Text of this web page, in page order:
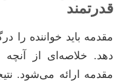
قدرتمند
مقدمه باید خواننده را
دهد. خلاصه‌ای از
مقدمه ارائه می‌شود.